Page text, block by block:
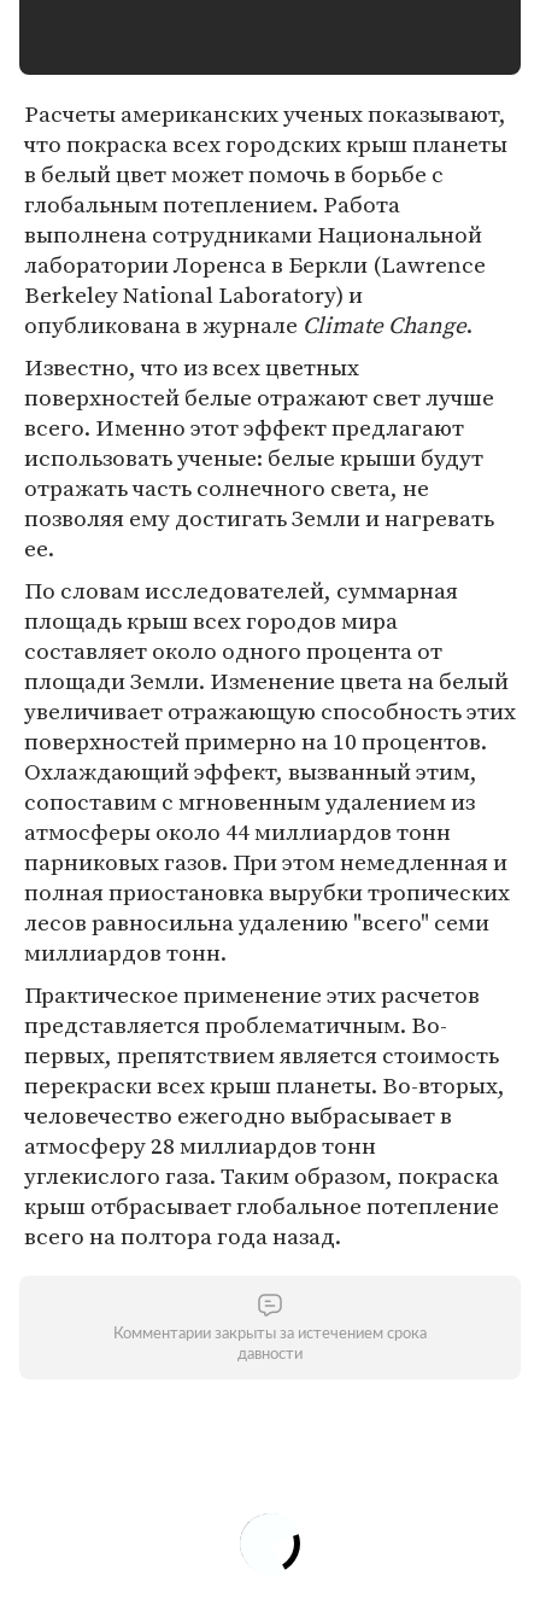
Расчеты американских ученых показывают,
что покраска всех городских крыш планеты
в белый цвет может помочь в борьбе с
глобальным потеплением. Работа
выполнена сотрудниками Национальной
лаборатории Лоренса в Беркли (Lawrence
Berkeley National Laboratory) и
опубликована в журнале Climate Change.
Известно, что из всех цветных
поверхностей белые отражают свет лучше
всего. Именно этот эффект предлагают
использовать ученые: белые крыши будут
отражать часть солнечного света, не
позволяя ему достигать Земли и нагревать
ее.
По словам исследователей, суммарная
площадь крыш всех городов мира
составляет около одного процента от
площади Земли. Изменение цвета на белый
увеличивает отражающую способность этих
поверхностей примерно на 10 процентов.
Охлаждающий эффект, вызванный этим,
сопоставим с мгновенным удалением из
атмосферы около 44 миллиардов тонн
парниковых газов. При этом немедленная и
полная приостановка вырубки тропических
лесов равносильна удалению "всего" семи
миллиардов тонн.
Практическое применение этих расчетов
представляется проблематичным. Во-
первых, препятствием является стоимость
перекраски всех крыш планеты. Во-вторых,
человечество ежегодно выбрасывает в
атмосферу 28 миллиардов тонн
углекислого газа. Таким образом, покраска
крыш отбрасывает глобальное потепление
всего на полтора года назад.
Комментарии закрыты за истечением срока
давности